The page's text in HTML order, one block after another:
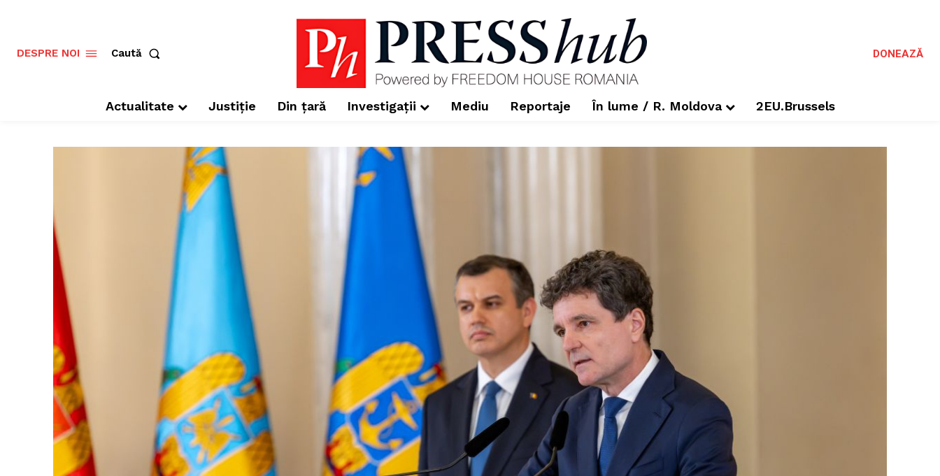
DESPRE NOI Caută DONEAZĂ
Actualitate Justiție Din țară Investigații Mediu Reportaje În lume / R. Moldova 2EU.Brussels